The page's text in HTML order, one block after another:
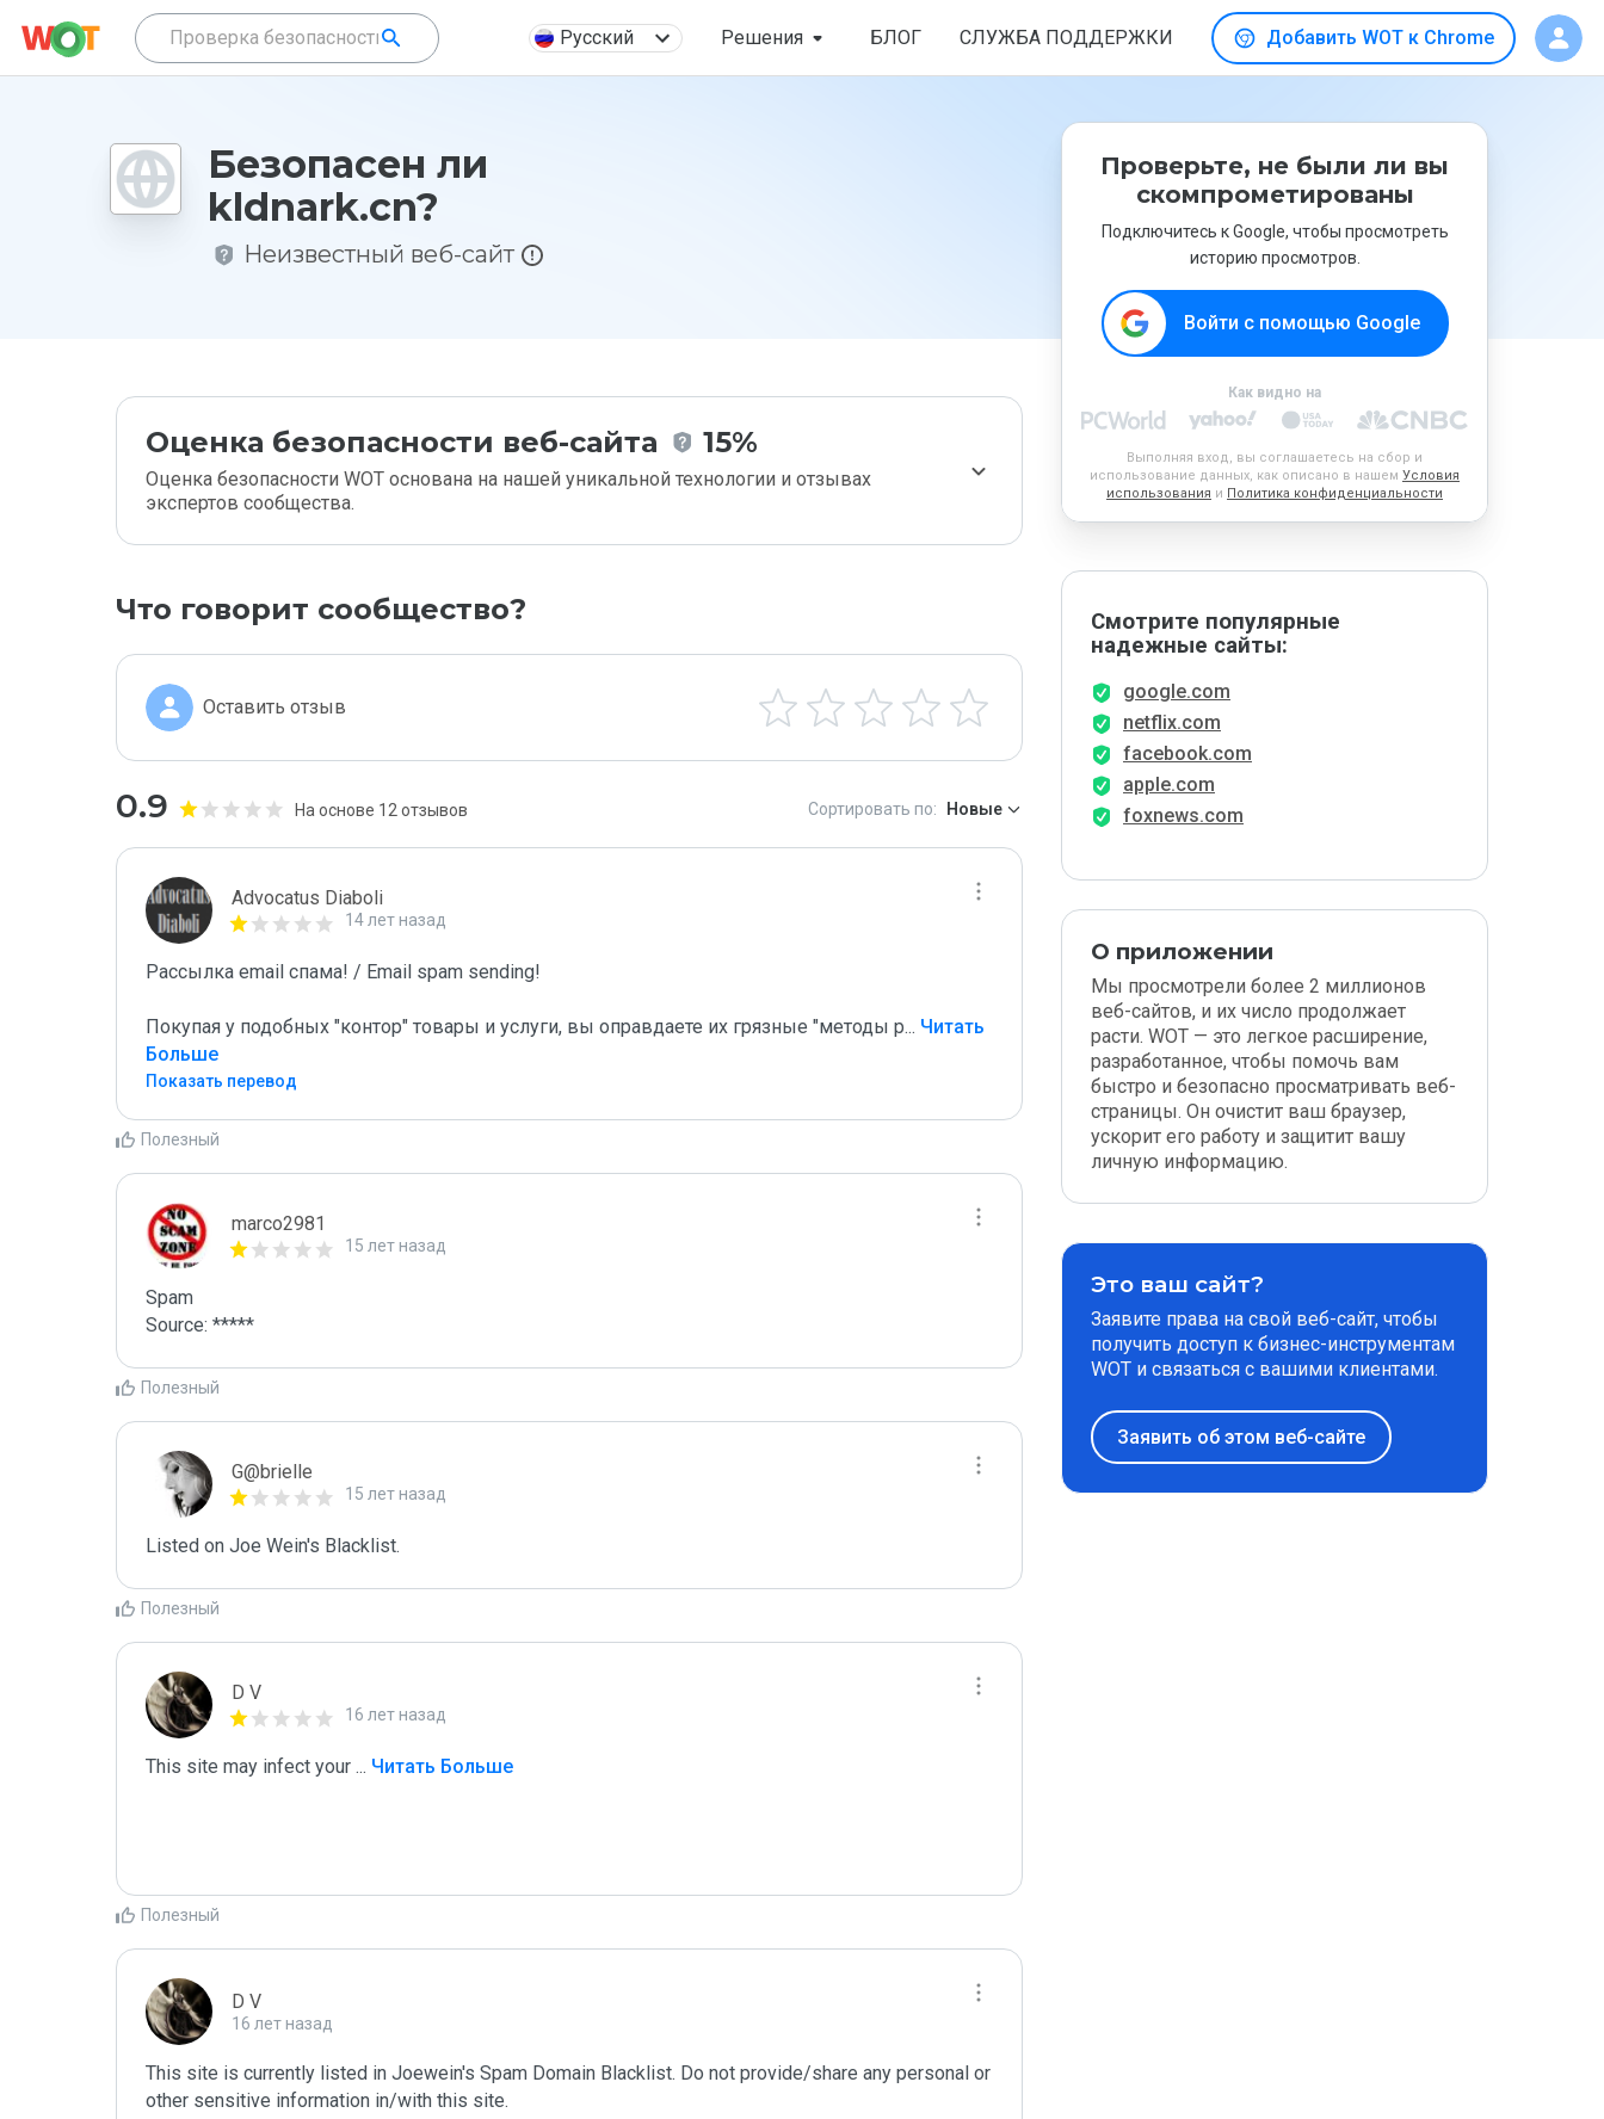
Русский Решения БЛОГ СЛУЖБА ПОДДЕРЖКИ Добавить WOT к Chrome
Безопасен ли
kldnark.cn?
Неизвестный веб-сайт
Оценка безопасности веб-сайта 15%
Оценка безопасности WOT основана на нашей уникальной технологии и отзывах
экспертов сообщества.
Что говорит сообщество?
Оставить отзыв
0.9 На основе 12 отзывов Сортировать по: Новые
Advocatus Diaboli
14 лет назад
Рассылка email спама! / Email spam sending!
Покупая у подобных "контор" товары и услуги, вы оправдаете их грязные "методы р... Читать
Больше
Показать перевод
Полезный
marco2981
15 лет назад
Spam
Source: *****
Полезный
G@brielle
15 лет назад
Listed on Joe Wein's Blacklist.
Полезный
D V
16 лет назад
This site may infect your ... Читать Больше
Полезный
D V
16 лет назад
This site is currently listed in Joewein's Spam Domain Blacklist. Do not provide/share any personal or
other sensitive information in/with this site.
Проверьте, не были ли вы
скомпрометированы
Подключитесь к Google, чтобы просмотреть
историю просмотров.
Войти с помощью Google
Как видно на
Выполняя вход, вы соглашаетесь на сбор и
использование данных, как описано в нашем Условия
использования и Политика конфиденциальности
Смотрите популярные
надежные сайты:
google.com
netflix.com
facebook.com
apple.com
foxnews.com
О приложении
Мы просмотрели более 2 миллионов
веб-сайтов, и их число продолжает
расти. WOT — это легкое расширение,
разработанное, чтобы помочь вам
быстро и безопасно просматривать веб-
страницы. Он очистит ваш браузер,
ускорит его работу и защитит вашу
личную информацию.
Это ваш сайт?
Заявите права на свой веб-сайт, чтобы
получить доступ к бизнес-инструментам
WOT и связаться с вашими клиентами.
Заявить об этом веб-сайте